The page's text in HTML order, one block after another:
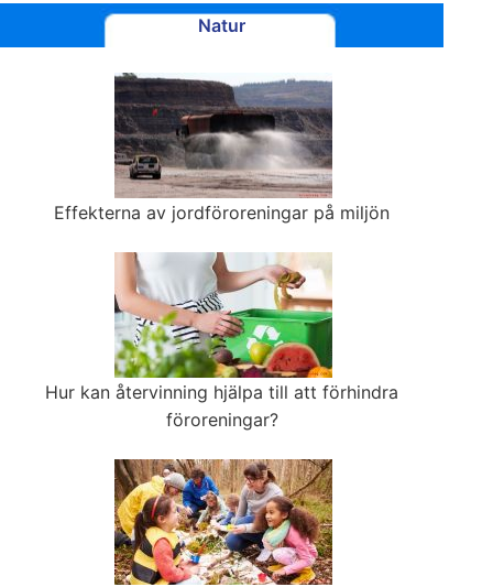
Natur
Effekterna av jordföroreningar på miljön
Hur kan återvinning hjälpa till att förhindra
föroreningar?